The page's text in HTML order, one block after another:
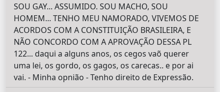
SOU GAY... ASSUMIDO. SOU MACHO, SOU
HOMEM... TENHO MEU NAMORADO, VIVEMOS DE
ACORDOS COM A CONSTITUIÇÃO BRASILEIRA, E
NÃO CONCORDO COM A APROVAÇÃO DESSA PL
122... daqui a alguns anos, os cegos vaõ querer
uma lei, os gordo, os gagos, os carecas.. e por ai
vai. - Minha opnião - Tenho direito de Expressão.